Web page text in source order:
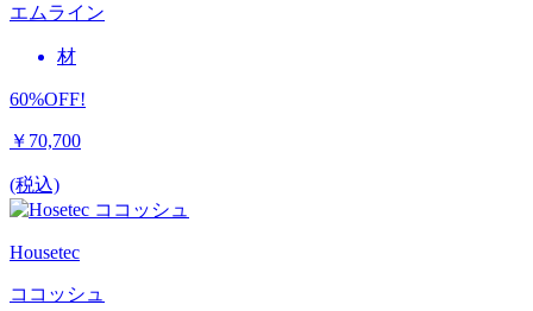
エムライン
材
60%OFF!
￥70,700
(税込)
Housetec
ココッシュ